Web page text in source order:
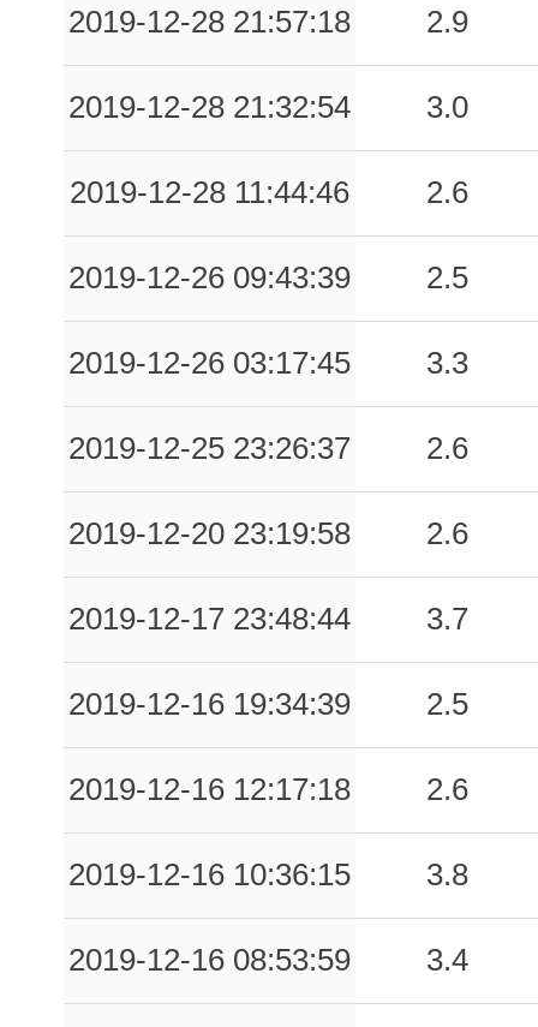
2019-12-28 21:57:18 2.9
2019-12-28 21:32:54 3.0
2019-12-28 11:44:46 2.6
2019-12-26 09:43:39 2.5
2019-12-26 03:17:45 3.3
2019-12-25 23:26:37 2.6
2019-12-20 23:19:58 2.6
2019-12-17 23:48:44 3.7
2019-12-16 19:34:39 2.5
2019-12-16 12:17:18 2.6
2019-12-16 10:36:15 3.8
2019-12-16 08:53:59 3.4